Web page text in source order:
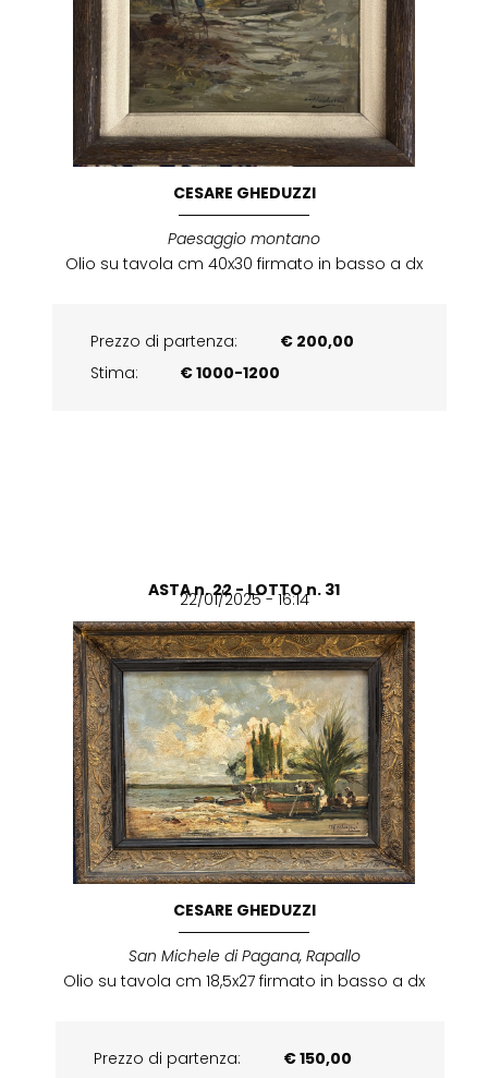
CESARE GHEDUZZI
Paesaggio montano
Olio su tavola cm 40x30 firmato in basso a dx
Prezzo di partenza:
€ 200,00
Stima:
€ 1000-1200
ASTA n. 22 - LOTTO n. 31
22/01/2025 - 16:14
CESARE GHEDUZZI
San Michele di Pagana, Rapallo
Olio su tavola cm 18,5x27 firmato in basso a dx
Prezzo di partenza:
€ 150,00